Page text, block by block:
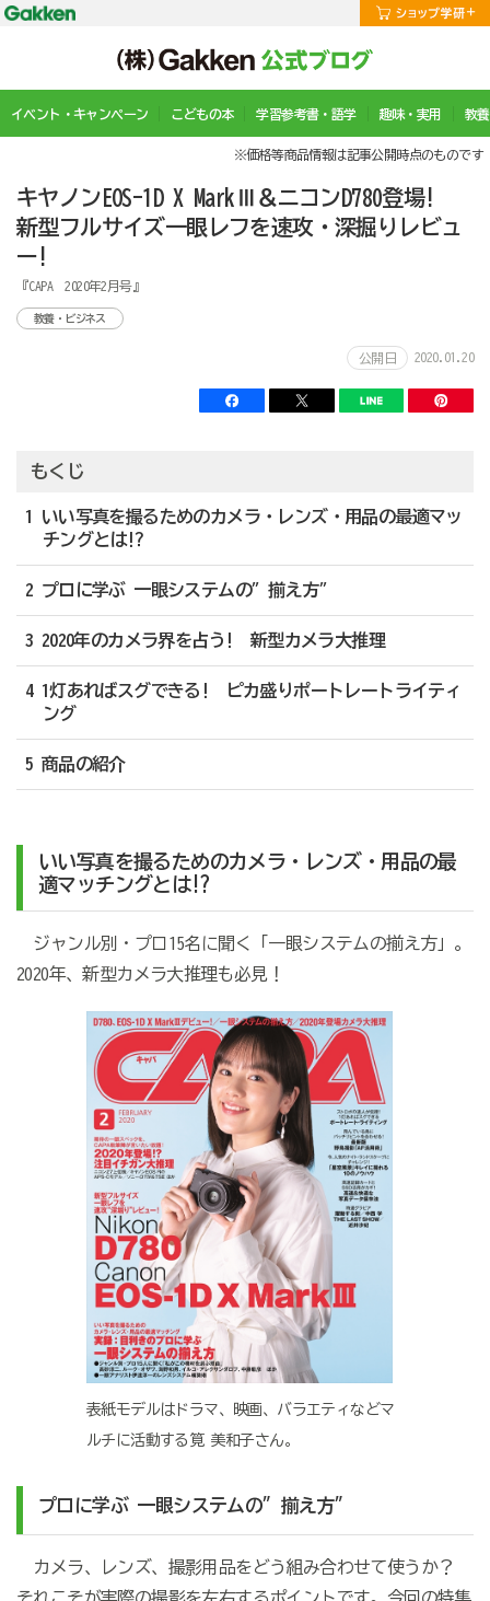
イベント・キャンペーン こどもの本 学習参考書・語学 趣味・実用 教
※価格等商品情報は記事公開時点のものです
キヤノンEOS-1D X MarkⅢ＆ニコンD780登場!
新型フルサイズ一眼レフを速攻・深掘りレビュ
ー!
『CAPA 2020年2月号』
教養・ビジネス
公開日 2020.01.20
もくじ
1 いい写真を撮るためのカメラ・レンズ・用品の最適マッ
チングとは!?
2 プロに学ぶ 一眼システムの″揃え方″
3 2020年のカメラ界を占う! 新型カメラ大推理
4 1灯あればスグできる! ピカ盛りポートレートライティ
ング
5 商品の紹介
いい写真を撮るためのカメラ・レンズ・用品の最
適マッチングとは!?
ジャンル別・プロ15名に聞く「一眼システムの揃え方」。
2020年、新型カメラ大推理も必見！
表紙モデルはドラマ、映画、バラエティなどマ
ルチに活動する筧 美和子さん。
プロに学ぶ 一眼システムの″揃え方″
カメラ、レンズ、撮影用品をどう組み合わせて使うか？